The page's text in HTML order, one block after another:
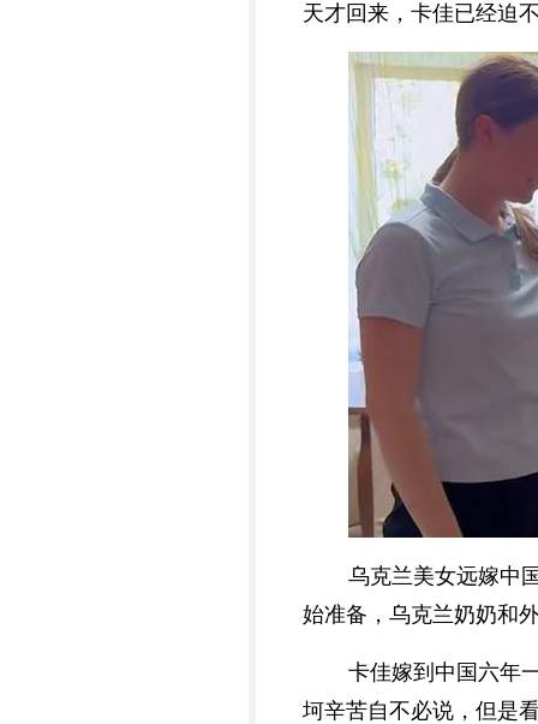
天才回来，卡佳已经迫
乌克兰美女远嫁中
始准备，乌克兰奶奶和
卡佳嫁到中国六年
坷辛苦自不必说，但是